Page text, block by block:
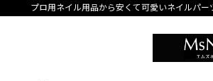
プロ用ネイル用品から安くて可愛いネイルパ